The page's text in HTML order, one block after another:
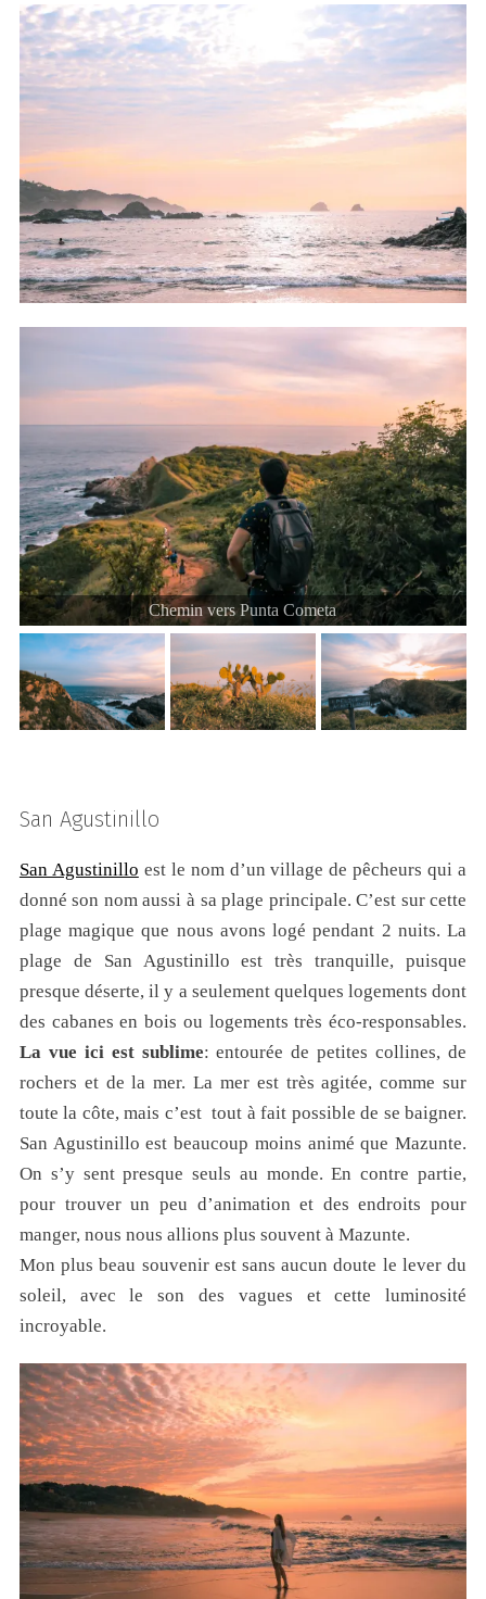
Chemin vers Punta Cometa
San Agustinillo
San Agustinillo est le nom d’un village de pêcheurs qui a
donné son nom aussi à sa plage principale. C’est sur cette
plage magique que nous avons logé pendant 2 nuits. La
plage de San Agustinillo est très tranquille, puisque
presque déserte, il y a seulement quelques logements dont
des cabanes en bois ou logements très éco-responsables.
La vue ici est sublime: entourée de petites collines, de
rochers et de la mer. La mer est très agitée, comme sur
toute la côte, mais c’est tout à fait possible de se baigner.
San Agustinillo est beaucoup moins animé que Mazunte.
On s’y sent presque seuls au monde. En contre partie,
pour trouver un peu d’animation et des endroits pour
manger, nous nous allions plus souvent à Mazunte.
Mon plus beau souvenir est sans aucun doute le lever du
soleil, avec le son des vagues et cette luminosité
incroyable.